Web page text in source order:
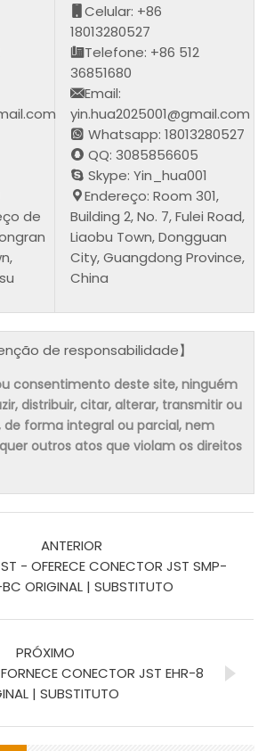
de
Celular: +86
18013280527
Telefone: +86 512
36851680
Email:
yin.hua2025001@gmail.com
Whatsapp: 18013280527
QQ: 3085856605
Skype: Yin_hua001
Endereço: Room 301,
Building 2, No. 7, Fulei Road,
Liaobu Town, Dongguan
City, Guangdong Province,
China
de responsabilidade】
consentimento deste site, ninguém
distribuir, citar, alterar, transmitir ou
forma integral ou parcial, nem
outros atos que violam os direitos
ANTERIOR
- OFERECE CONECTOR JST SMP-
ORIGINAL | SUBSTITUTO
PRÓXIMO
CONECTOR JST EHR-8
| SUBSTITUTO